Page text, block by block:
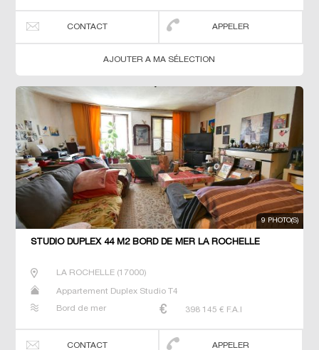
CONTACT APPELER
AJOUTER A MA SÉLECTION
9 PHOTO(S)
STUDIO DUPLEX 44 M2 BORD DE MER LA ROCHELLE
LA ROCHELLE(17000)
Appartement Duplex Studio T4
Bord de mer 398 145 € F.A.I
CONTACT APPELER